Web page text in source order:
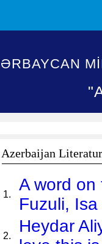
Azerbaijan
1.
A word
Fuzuli,
2.
Heydar